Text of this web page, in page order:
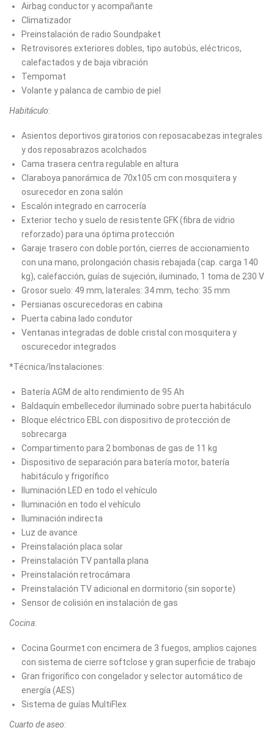
Airbag conductor y acompañante
Climatizador
Preinstalación de radio Soundpaket
Retrovisores exteriores dobles, tipo autobús, eléctricos,
calefactados y de baja vibración
Tempomat
Volante y palanca de cambio de piel
Habitáculo:
Asientos deportivos giratorios con reposacabezas integrales
y dos reposabrazos acolchados
Cama trasera centra regulable en altura
Claraboya panorámica de 70x105 cm con mosquitera y
osurecedor en zona salón
Escalón integrado en carrocería
Exterior techo y suelo de resistente GFK (fibra de vidrio
reforzado) para una óptima protección
Garaje trasero con doble portón, cierres de accionamiento
con una mano, prolongación chasis rebajada (cap. carga 140
kg), calefacción, guías de sujeción, iluminado, 1 toma de 230 V
Grosor suelo: 49 mm, laterales: 34 mm, techo: 35 mm
Persianas oscurecedoras en cabina
Puerta cabina lado condutor
Ventanas integradas de doble cristal con mosquitera y
oscurecedor integrados
*Técnica/Instalaciones:
Batería AGM de alto rendimiento de 95 Ah
Baldaquín embellecedor iluminado sobre puerta habitáculo
Bloque eléctrico EBL con dispositivo de protección de
sobrecarga
Compartimento para 2 bombonas de gas de 11 kg
Dispositivo de separación para batería motor, batería
habitáculo y frigorífico
Iluminación LED en todo el vehículo
Iluminación en todo el vehículo
Iluminación indirecta
Luz de avance
Preinstalación placa solar
Preinstalación TV pantalla plana
Preinstalación retrocámara
Preinstalación TV adicional en dormitorio (sin soporte)
Sensor de colisión en instalación de gas
Cocina:
Cocina Gourmet con encimera de 3 fuegos, amplios cajones
con sistema de cierre softclose y gran superficie de trabajo
Gran frigorífico con congelador y selector automático de
energía (AES)
Sistema de guías MultiFlex
Cuarto de aseo: